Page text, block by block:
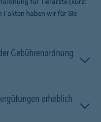
Fakten haben wir für Sie
Gebührenordnung
erheblich